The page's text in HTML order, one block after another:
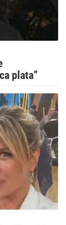
plata”